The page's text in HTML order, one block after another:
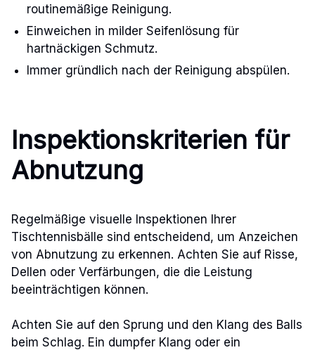
routinemäßige Reinigung.
Einweichen in milder Seifenlösung für
hartnäckigen Schmutz.
Immer gründlich nach der Reinigung abspülen.
Inspektionskriterien für
Abnutzung
Regelmäßige visuelle Inspektionen Ihrer
Tischtennisbälle sind entscheidend, um Anzeichen
von Abnutzung zu erkennen. Achten Sie auf Risse,
Dellen oder Verfärbungen, die die Leistung
beeinträchtigen können.
Achten Sie auf den Sprung und den Klang des Balls
beim Schlag. Ein dumpfer Klang oder ein